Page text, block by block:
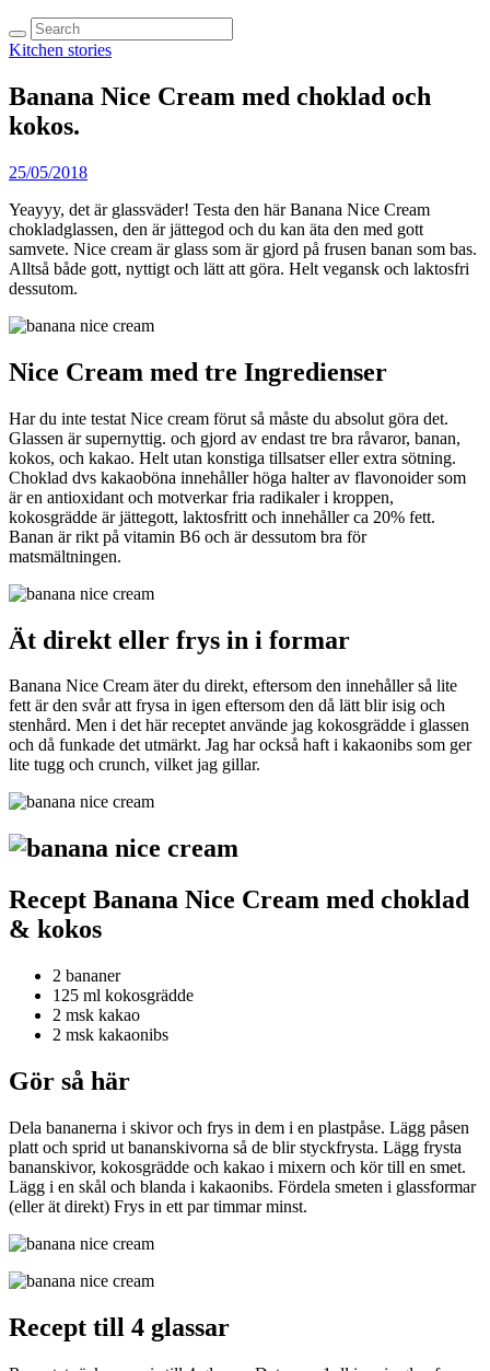
Kitchen stories
Banana Nice Cream med choklad och
kokos.
25/05/2018
Yeayyy, det är glassväder! Testa den här Banana Nice Cream
chokladglassen, den är jättegod och du kan äta den med gott
samvete. Nice cream är glass som är gjord på frusen banan som bas.
Alltså både gott, nyttigt och lätt att göra. Helt vegansk och laktosfri
dessutom.
Nice Cream med tre Ingredienser
Har du inte testat Nice cream förut så måste du absolut göra det.
Glassen är supernyttig. och gjord av endast tre bra råvaror, banan,
kokos, och kakao. Helt utan konstiga tillsatser eller extra sötning.
Choklad dvs kakaoböna innehåller höga halter av flavonoider som
är en antioxidant och motverkar fria radikaler i kroppen,
kokosgrädde är jättegott, laktosfritt och innehåller ca 20% fett.
Banan är rikt på vitamin B6 och är dessutom bra för
matsmältningen.
Ät direkt eller frys in i formar
Banana Nice Cream äter du direkt, eftersom den innehåller så lite
fett är den svår att frysa in igen eftersom den då lätt blir isig och
stenhård. Men i det här receptet använde jag kokosgrädde i glassen
och då funkade det utmärkt. Jag har också haft i kakaonibs som ger
lite tugg och crunch, vilket jag gillar.
Recept Banana Nice Cream med choklad
& kokos
2 bananer
125 ml kokosgrädde
2 msk kakao
2 msk kakaonibs
Gör så här
Dela bananerna i skivor och frys in dem i en plastpåse. Lägg påsen
platt och sprid ut bananskivorna så de blir styckfrysta. Lägg frysta
bananskivor, kokosgrädde och kakao i mixern och kör till en smet.
Lägg i en skål och blanda i kakaonibs. Fördela smeten i glassformar
(eller ät direkt) Frys in ett par timmar minst.
Recept till 4 glassar